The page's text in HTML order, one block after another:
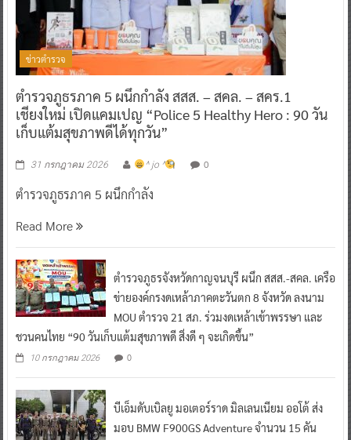
ข่าวตำรวจ
ตำรวจภูธรภาค 5 ผนึกกำลัง สสส. – สคล. – สคร.1
เชียงใหม่ เปิดแคมเปญ “Police 5 Healthy Hero : 90 วัน
เก็บแต้มสุขภาพดีได้ทุกวัน”
31 กรกฎาคม 2026 ^ jo ^ 0
ตำรวจภูธรภาค 5 ผนึกกำลัง
Read More
ตำรวจภูธรจังหวัดกาญจนบุรี ผนึก สสส.-สคล. เครือ
ข่ายองค์กรงดเหล้าภาคตะวันตก 8 จังหวัด ลงนาม
MOU ตำรวจ 21 สภ. ร่วมงดเหล้าเข้าพรรษา และ
ชวนคนไทย “90 วันเก็บแต้มสุขภาพดี สิ่งดี ๆ จะเกิดขึ้น”
10 กรกฎาคม 2026 0
บีเอ็มดับเบิลยู มอเตอร์ราด มิลเลนเนียม ออโต้ ส่ง
มอบ BMW F900GS Adventure จำนวน 15 คัน